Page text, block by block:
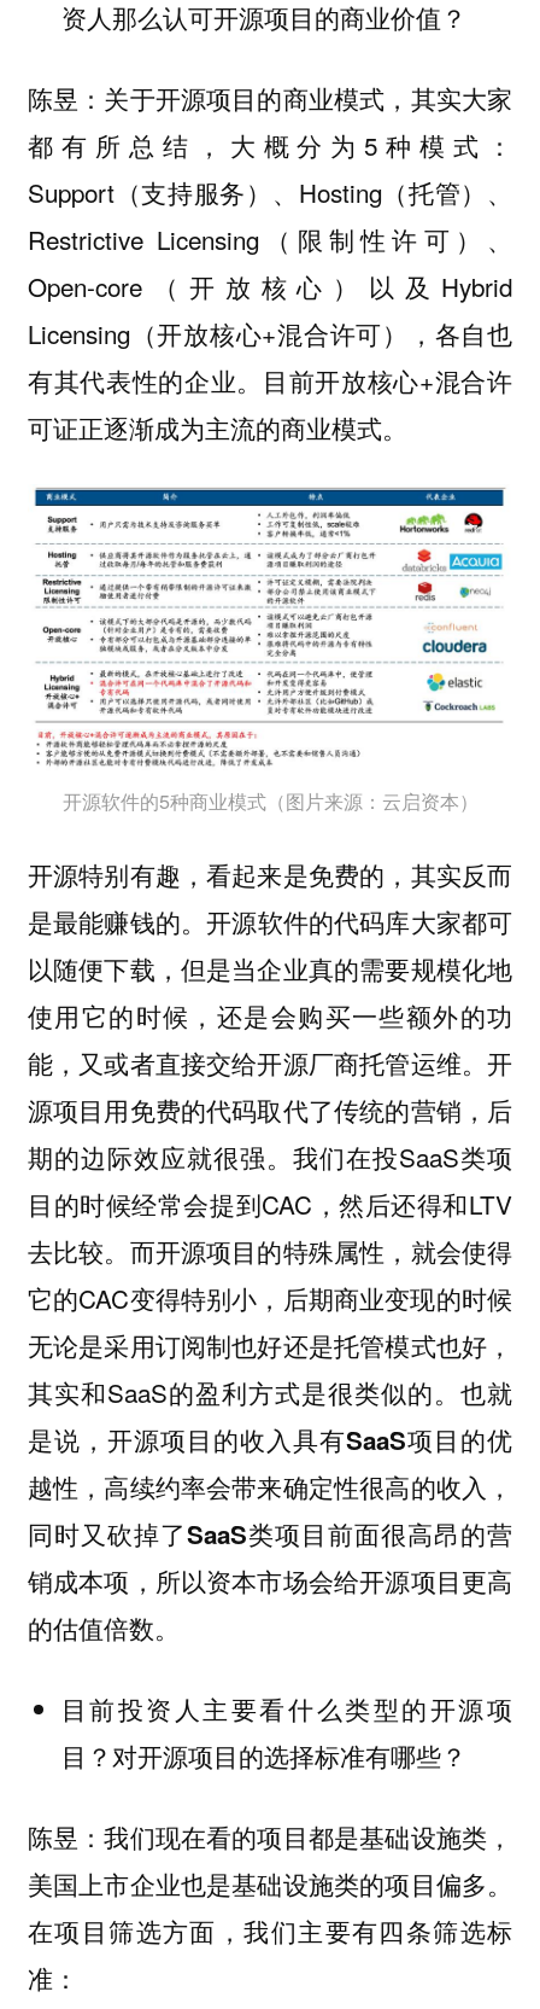
资人那么认可开源项目的商业价值？
陈昱：关于开源项目的商业模式，其实大家
都有所总结，大概分为5种模式：
Support（支持服务）、Hosting（托管）、
Restrictive Licensing（限制性许可）、
Open-core（开放核心）以及Hybrid
Licensing（开放核心+混合许可），各自也
有其代表性的企业。目前开放核心+混合许
可证正逐渐成为主流的商业模式。
开源软件的5种商业模式（图片来源：云启资本）
开源特别有趣，看起来是免费的，其实反而
是最能赚钱的。开源软件的代码库大家都可
以随便下载，但是当企业真的需要规模化地
使用它的时候，还是会购买一些额外的功
能，又或者直接交给开源厂商托管运维。开
源项目用免费的代码取代了传统的营销，后
期的边际效应就很强。我们在投SaaS类项
目的时候经常会提到CAC，然后还得和LTV
去比较。而开源项目的特殊属性，就会使得
它的CAC变得特别小，后期商业变现的时候
无论是采用订阅制也好还是托管模式也好，
其实和SaaS的盈利方式是很类似的。也就
是说，开源项目的收入具有SaaS项目的优
越性，高续约率会带来确定性很高的收入，
同时又砍掉了SaaS类项目前面很高昂的营
销成本项，所以资本市场会给开源项目更高
的估值倍数。
目前投资人主要看什么类型的开源项
目？对开源项目的选择标准有哪些？
陈昱：我们现在看的项目都是基础设施类，
美国上市企业也是基础设施类的项目偏多。
在项目筛选方面，我们主要有四条筛选标
准：